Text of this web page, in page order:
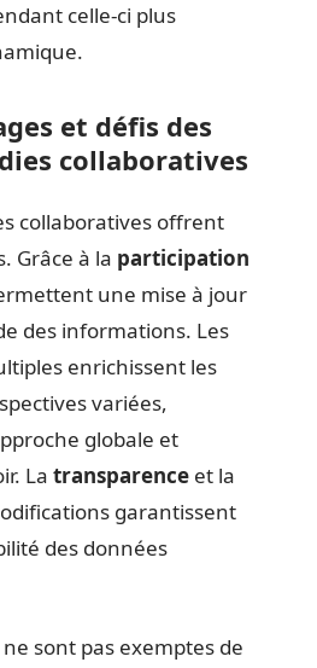
celle-ci plus
et défis des
collaboratives
collaboratives offrent
Grâce à la participation
une mise à jour
des informations. Les
enrichissent les
variées,
globale et
La transparence et la
garantissent
des données
sont pas exemptes de